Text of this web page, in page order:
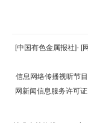
[中国有色金属报社]- [
信息网络传播视听节
网新闻信息服务许可